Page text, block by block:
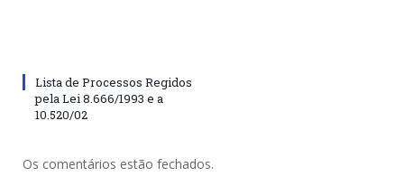
Lista de Processos Regidos
pela Lei 8.666/1993 e a
10.520/02
Os comentários estão fechados.